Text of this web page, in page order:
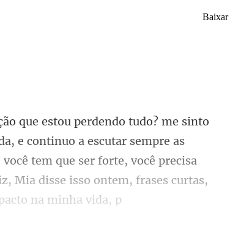
continuo a escutar sempre as
tem que ser forte, você precisa